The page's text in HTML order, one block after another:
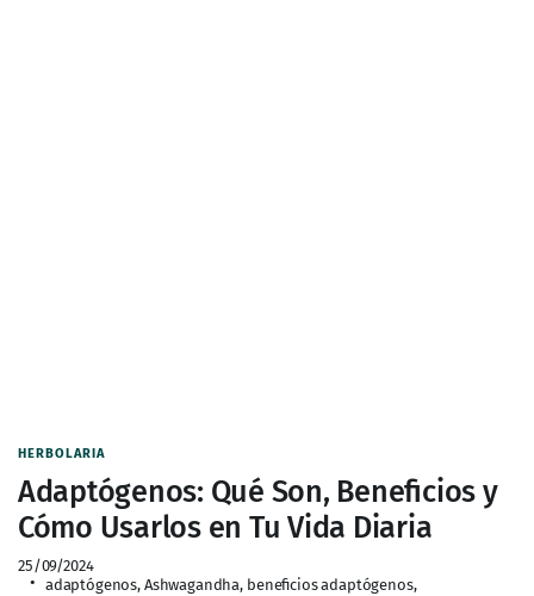
HERBOLARIA
Adaptógenos: Qué Son, Beneficios y
Cómo Usarlos en Tu Vida Diaria
25/09/2024
adaptógenos, Ashwagandha, beneficios adaptógenos,